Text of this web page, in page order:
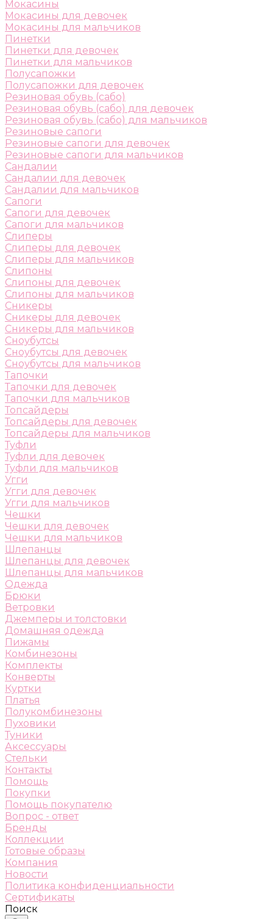
Мокасины
Мокасины для девочек
Мокасины для мальчиков
Пинетки
Пинетки для девочек
Пинетки для мальчиков
Полусапожки
Полусапожки для девочек
Резиновая обувь (сабо)
Резиновая обувь (сабо) для девочек
Резиновая обувь (сабо) для мальчиков
Резиновые сапоги
Резиновые сапоги для девочек
Резиновые сапоги для мальчиков
Сандалии
Сандалии для девочек
Сандалии для мальчиков
Сапоги
Сапоги для девочек
Сапоги для мальчиков
Слиперы
Слиперы для девочек
Слиперы для мальчиков
Слипоны
Слипоны для девочек
Слипоны для мальчиков
Сникеры
Сникеры для девочек
Сникеры для мальчиков
Сноубутсы
Сноубутсы для девочек
Сноубутсы для мальчиков
Тапочки
Тапочки для девочек
Тапочки для мальчиков
Топсайдеры
Топсайдеры для девочек
Топсайдеры для мальчиков
Туфли
Туфли для девочек
Туфли для мальчиков
Угги
Угги для девочек
Угги для мальчиков
Чешки
Чешки для девочек
Чешки для мальчиков
Шлепанцы
Шлепанцы для девочек
Шлепанцы для мальчиков
Одежда
Брюки
Ветровки
Джемперы и толстовки
Домашняя одежда
Пижамы
Комбинезоны
Комплекты
Конверты
Куртки
Платья
Полукомбинезоны
Пуховики
Туники
Аксессуары
Стельки
Контакты
Помощь
Покупки
Помощь покупателю
Вопрос - ответ
Бренды
Коллекции
Готовые образы
Компания
Новости
Политика конфиденциальности
Сертификаты
Поиск